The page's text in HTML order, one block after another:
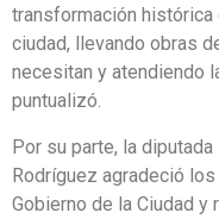
transformación
ciudad, llevando obras
necesitan y atendiendo
puntualizó.
Por su parte, la diputada
Rodríguez agradeció
Gobierno de la Ciudad